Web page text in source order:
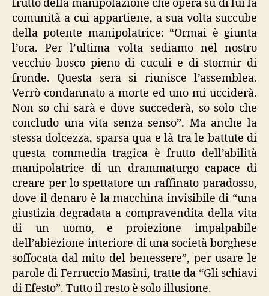
frutto della manipolazione che opera su di lui la
comunità a cui appartiene, a sua volta succube
della potente manipolatrice: “Ormai è giunta
l’ora. Per l’ultima volta sediamo nel nostro
vecchio bosco pieno di cuculi e di stormir di
fronde. Questa sera si riunisce l’assemblea.
Verrò condannato a morte ed uno mi ucciderà.
Non so chi sarà e dove succederà, so solo che
concludo una vita senza senso”. Ma anche la
stessa dolcezza, sparsa qua e là tra le battute di
questa commedia tragica è frutto dell’abilità
manipolatrice di un drammaturgo capace di
creare per lo spettatore un raffinato paradosso,
dove il denaro è la macchina invisibile di “una
giustizia degradata a compravendita della vita
di un uomo, e proiezione impalpabile
dell’abiezione interiore di una società borghese
soffocata dal mito del benessere”, per usare le
parole di Ferruccio Masini, tratte da “Gli schiavi
di Efesto”. Tutto il resto è solo illusione.